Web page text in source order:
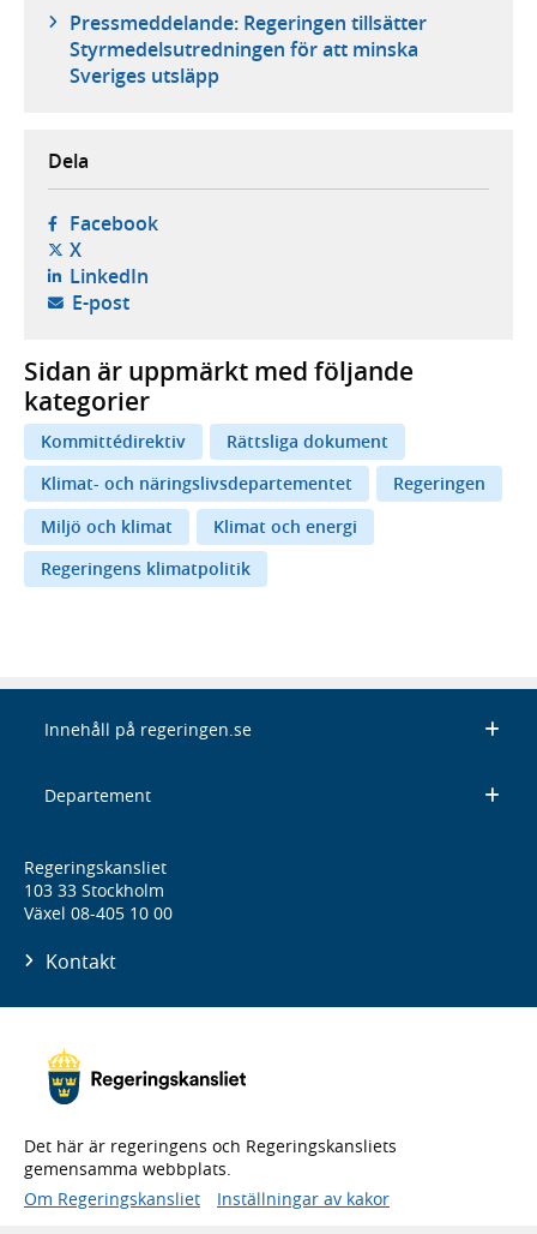
Pressmeddelande: Regeringen tillsätter
Styrmedelsutredningen för att minska
Sveriges utsläpp
Dela
Facebook- öppnas i ny flik, extern webbplats,
X- öppnas i ny flik, extern webbplats,
LinkedIn- öppnas i ny flik, extern webbplats,
E-post- öppnar din e-postklient,
Sidan är uppmärkt med följande
kategorier
Kommittédirektiv
Rättsliga dokument
Klimat- och näringslivsdepartementet
Regeringen
Miljö och klimat
Klimat och energi
Regeringens klimatpolitik
Innehåll på regeringen.se
Departement
Regeringskansliet
103 33 Stockholm
Växel 08-405 10 00
Kontakt
Det här är regeringens och Regeringskansliets
gemensamma webbplats.
Om Regeringskansliet
Inställningar av kakor